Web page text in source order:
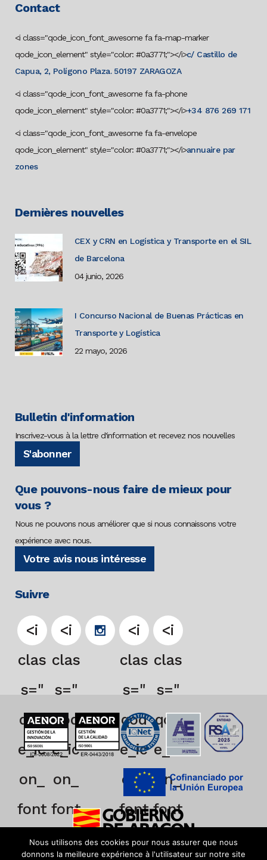
Contact
<i class="qode_icon_font_awesome fa fa-map-marker
qode_icon_element" style="color: #0a3771;"></i>c/ Castillo de
Capua, 2, Polígono Plaza. 50197 ZARAGOZA
<i class="qode_icon_font_awesome fa fa-phone
qode_icon_element" style="color: #0a3771;"></i>+34 876 269 171
<i class="qode_icon_font_awesome fa fa-envelope
qode_icon_element" style="color: #0a3771;"></i>annuaire par
zones
Dernières nouvelles
CEX y CRN en Logística y Transporte en el SIL
de Barcelona
04 junio, 2026
I Concurso Nacional de Buenas Prácticas en
Transporte y Logística
22 mayo, 2026
Bulletin d'information
Inscrivez-vous à la lettre d'information et recevez nos nouvelles
S'abonner
Que pouvons-nous faire de mieux pour
vous ?
Nous ne pouvons nous améliorer que si nous connaissons votre
expérience avec nous.
Votre avis nous intéresse
Suivre
<i
clas
s="
qod
e_ic
on_
font
_aw
<i
clas
s="
qod
e_ic
on_
font
_aw
<i
clas
s="
qod
e_ic
on_
font
_aw
<i
clas
s="
qod
e_ic
on_
font
_aw
Nous utilisons des cookies pour nous assurer que nous
donnons la meilleure expérience à l'utilisateur sur notre site